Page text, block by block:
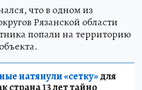
что в одном из
Рязанской области
попали на территорию
натянули «сетку»для
страна 13 лет тайно